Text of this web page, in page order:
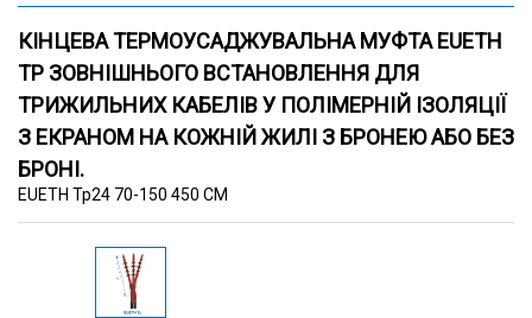
КІНЦЕВА ТЕРМОУСАДЖУВАЛЬНА МУФТА EUETH
TP ЗОВНІШНЬОГО ВСТАНОВЛЕННЯ ДЛЯ
ТРИЖИЛЬНИХ КАБЕЛІВ У ПОЛІМЕРНІЙ ІЗОЛЯЦІЇ
З ЕКРАНОМ НА КОЖНІЙ ЖИЛІ З БРОНЕЮ АБО БЕЗ
БРОНІ.
EUETH Tp24 70-150 450 CM